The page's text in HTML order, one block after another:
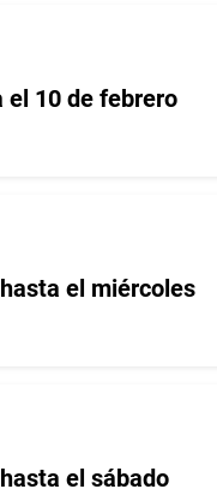
el 10 de febrero
el miércoles
el sábado